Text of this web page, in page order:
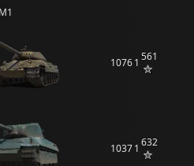
10761 561
10371 632